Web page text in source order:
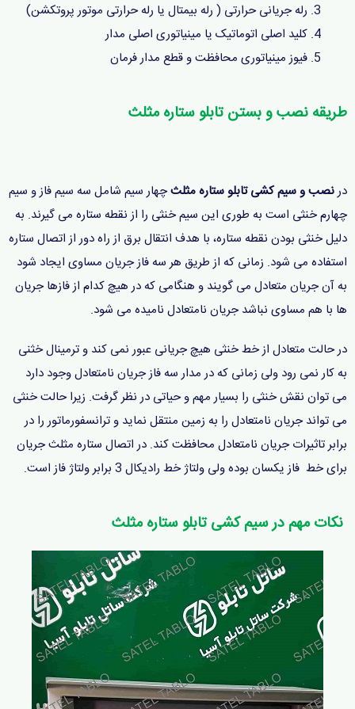
رله جریانی حرارتی ( رله بیمتال یا رله حرارتی موتور پروتکشن)
کلید اصلی اتوماتیک یا مینیاتوری اصلی مدار
فیوز مینیاتوری محافظت و قطع مدار فرمان
طریقه نصب و بستن تابلو ستاره مثلث
درنصب و سیم کشی تابلو ستاره مثلثچهار سیم شامل سه سیم فاز و سیم
چهارم خنثی است به طوری این سیم خنثی را از نقطه ستاره می گیرند. به
دلیل خنثی بودن نقطه ستاره، با هدف انتقال برق از راه دور از اتصال ستاره
استفاده می شود. زمانی که از طریق هر سه فاز جریان مساوی ایجاد شود
به آن جریان متعادل می گویند و هنگامی که در هیچ کدام از فازها جریان
ها با هم مساوی نباشد جریان نامتعادل نامیده می شود.
در حالت متعادل از خط خنثی هیچ جریانی عبور نمی کند و ترمینال خثنی
به کار نمی رود ولی زمانی که در مدار سه فاز جریان نامتعادل وجود دارد
می توان نقش خنثی را بسیار مهم و حیاتی در نظر گرفت. زیرا حالت خنثی
می تواند جریان نامتعادل را به زمین منتقل نماید و ترانسفورماتور را در
برابر تاثیرات جریان نامتعادل محافظت کند. در اتصال ستاره مثلث جریان
برای خط فاز یکسان بوده ولی ولتاژ خط رادیکال 3 برابر ولتاژ فاز است.
نکات مهم در سیم کشی تابلو ستاره مثلث